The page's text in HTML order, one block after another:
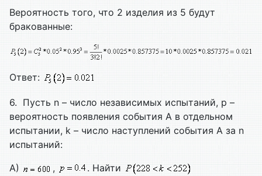
Вероятность того, что 2 изделия из 5 будут
бракованные:
Ответ:
6. Пусть n – число независимых испытаний, р –
вероятность появления события А в отдельном
испытании, k – число наступлений события А за n
испытаний:
А)
, . Найти